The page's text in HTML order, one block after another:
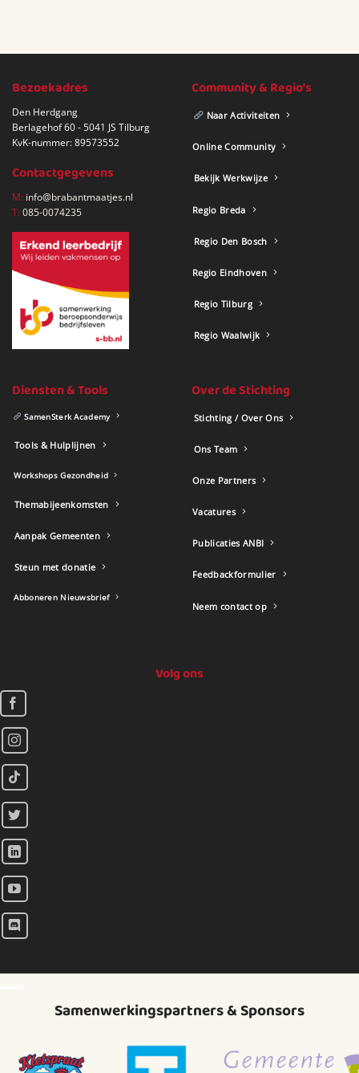
Bezoekadres
Den Herdgang
Berlagehof 60 - 5041 JS Tilburg
KvK-nummer: 89573552
Contactgegevens
M: info@brabantmaatjes.nl
T:085-0074235
Community & Regio's
Naar Activiteiten
Online Community
Bekijk Werkwijze
Regio Breda
Regio Den Bosch
Regio Eindhoven
Regio Tilburg
Regio Waalwijk
Diensten & Tools
SamenSterk Academy
Tools & Hulplijnen
Workshops Gezondheid
Themabijeenkomsten
Aanpak Gemeenten
Steun met donatie
Abboneren Nieuwsbrief
Over de Stichting
Stichting / Over Ons
Ons Team
Onze Partners
Vacatures
Publicaties ANBI
Feedbackformulier
Neem contact op
Volg ons
Samenwerkingspartners & Sponsors